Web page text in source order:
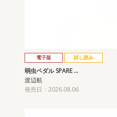
電子版 試し読み
弱虫ペダル SPARE …
渡辺航
発売日：2026.08.06